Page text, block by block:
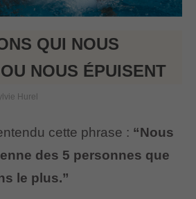
QUI NOUS
NOUS ÉPUISENT
Hurel
cette phrase : “Nous
des 5 personnes que
le plus.”